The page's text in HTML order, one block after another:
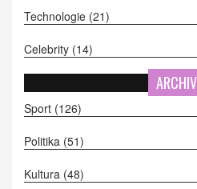
Technologie (21)
Celebrity (14)
Sport (126)
Politika (51)
Kultura (48)